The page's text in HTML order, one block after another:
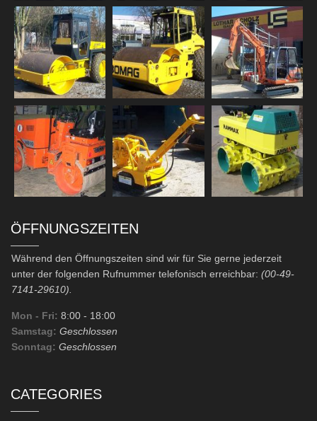
ÖFFNUNGSZEITEN
Während den Öffnungszeiten sind wir für Sie gerne jederzeit
unter der folgenden Rufnummer telefonisch erreichbar: (00-49-
7141-29610).
Mon - Fri: 8:00 - 18:00
Samstag: Geschlossen
Sonntag: Geschlossen
CATEGORIES